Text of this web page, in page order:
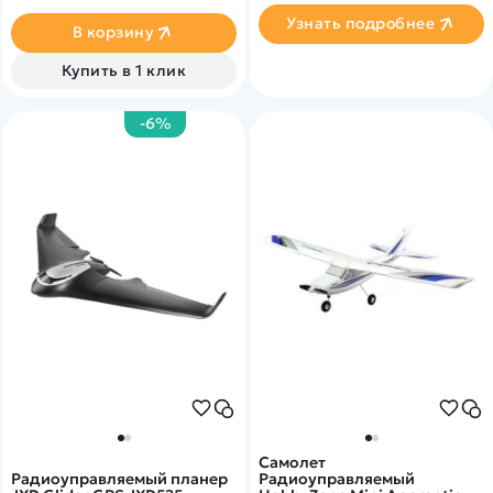
Узнать подробнее
В корзину
Купить в 1 клик
-6%
Радиоуправляемый планер
Самолет
Радиоуправляемый